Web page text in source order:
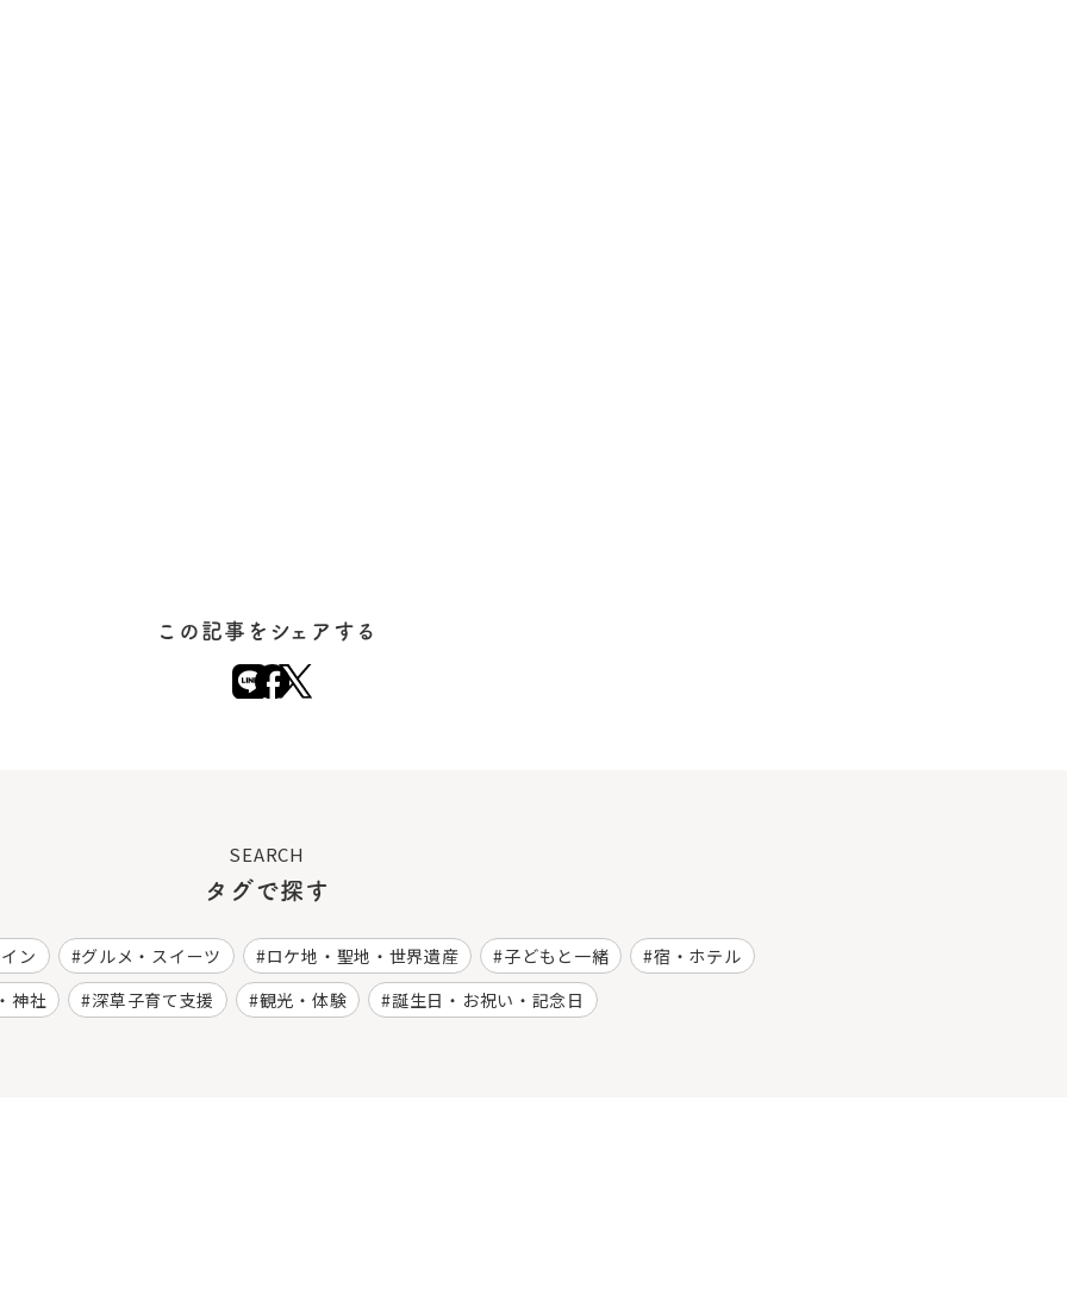
この記事をシェアする
SEARCH
タグで探す
ン グルメ・スイーツ ロケ地・聖地・世界遺産 子どもと一緒
宿・ホテル
神社
深草子育て支援 観光・体験 誕生日・お祝い・記念日